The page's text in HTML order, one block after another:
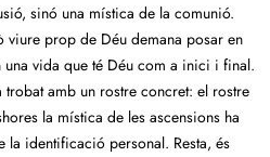
sinó una mística de la comunió.
viure prop de Déu demana posar en
vida que té Déu com a inici i final.
trobat amb un rostre concret: el rostre
la mística de les ascensions ha
la identificació personal. Resta, és